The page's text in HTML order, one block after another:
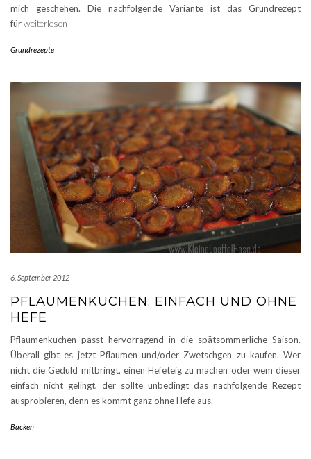
mich geschehen. Die nachfolgende Variante ist das Grundrezept
fürweiterlesen
Grundrezepte
6. September 2012
PFLAUMENKUCHEN: EINFACH UND OHNE
HEFE
Pflaumenkuchen passt hervorragend in die spätsommerliche Saison.
Überall gibt es jetzt Pflaumen und/oder Zwetschgen zu kaufen. Wer
nicht die Geduld mitbringt, einen Hefeteig zu machen oder wem dieser
einfach nicht gelingt, der sollte unbedingt das nachfolgende Rezept
ausprobieren, denn es kommt ganz ohne Hefe aus.
Backen